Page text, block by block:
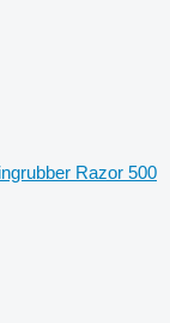
Razor 500